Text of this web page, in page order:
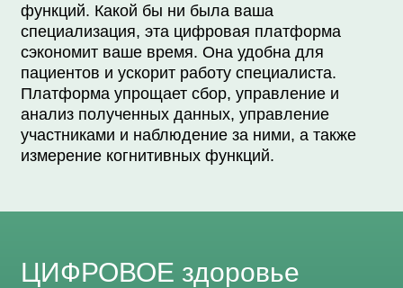
функций. Какой бы ни была ваша
специализация, эта цифровая платформа
сэкономит ваше время. Она удобна для
пациентов и ускорит работу специалиста.
Платформа упрощает сбор, управление и
анализ полученных данных, управление
участниками и наблюдение за ними, а также
измерение когнитивных функций.
ЦИФРОВОЕ здоровье